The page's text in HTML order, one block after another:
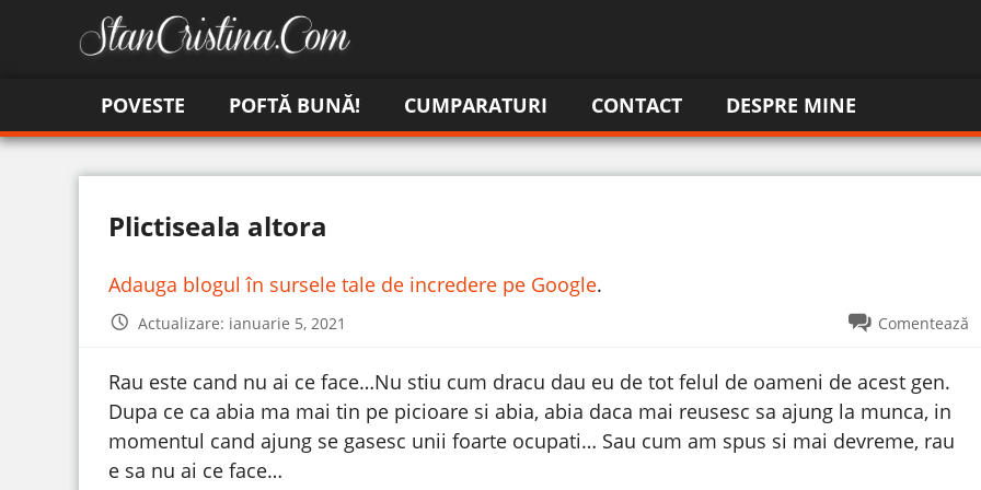
POVESTE POFTĂ BUNĂ! CUMPARATURI CONTACT DESPRE MINE
Plictiseala altora
Adauga blogul în sursele tale de incredere pe Google.
Actualizare: ianuarie 5, 2021 Comentează
Rau este cand nu ai ce face…Nu stiu cum dracu dau eu de tot felul de oameni de acest gen.
Dupa ce ca abia ma mai tin pe picioare si abia, abia daca mai reusesc sa ajung la munca, in
momentul cand ajung se gasesc unii foarte ocupati… Sau cum am spus si mai devreme, rau
e sa nu ai ce face…